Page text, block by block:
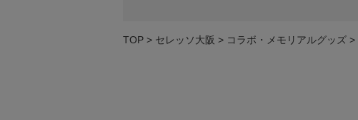
TOP セレッソ大阪 コラボ・メモリアルグッズ